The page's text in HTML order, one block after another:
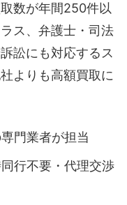
数が年間250件以
ス、弁護士・司法
訟にも対応するス
よりも高額買取に
門業者が担当
行不要・代理交渉